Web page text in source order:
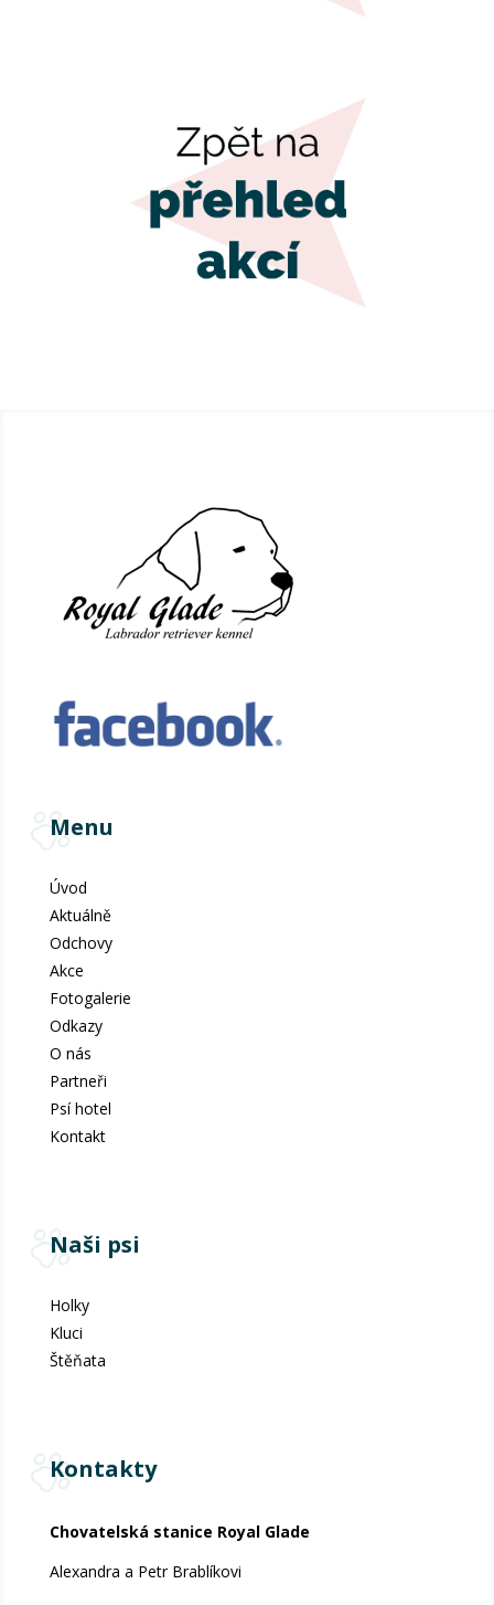
Menu
Úvod
Aktuálně
Odchovy
Akce
Fotogalerie
Odkazy
O nás
Partneři
Psí hotel
Kontakt
Naši psi
Holky
Kluci
Štěňata
Kontakty
Chovatelská stanice Royal Glade
Alexandra a Petr Brablíkovi